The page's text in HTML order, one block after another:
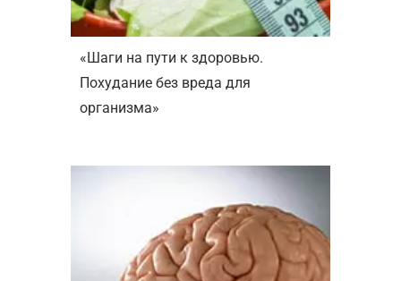
«Шаги на пути к здоровью.
Похудание без вреда для
организма»